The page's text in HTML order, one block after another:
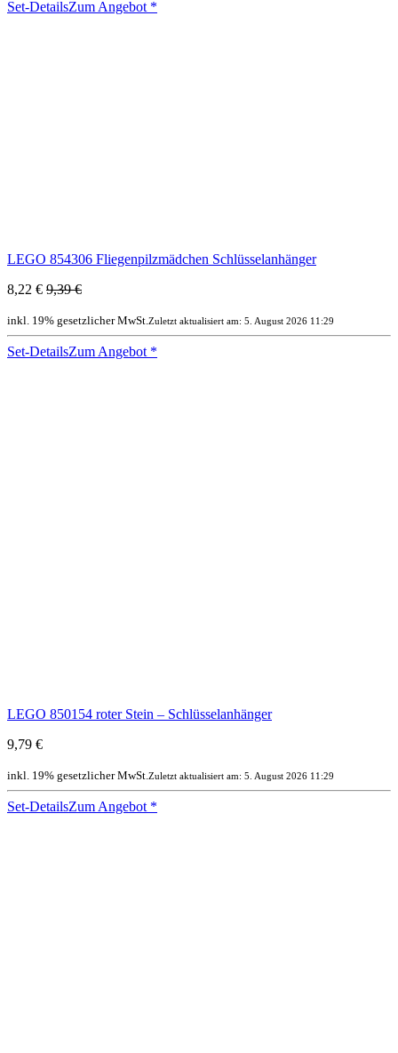
Set-DetailsZum Angebot *
LEGO 854306 Fliegenpilzmädchen Schlüsselanhänger
8,22 € 9,39 €
inkl. 19% gesetzlicher MwSt. Zuletzt aktualisiert am: 5. August 2026 11:29
Set-DetailsZum Angebot *
LEGO 850154 roter Stein – Schlüsselanhänger
9,79 €
inkl. 19% gesetzlicher MwSt. Zuletzt aktualisiert am: 5. August 2026 11:29
Set-DetailsZum Angebot *